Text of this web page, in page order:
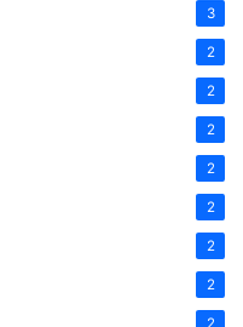
3
2
2
2
2
2
2
2
2